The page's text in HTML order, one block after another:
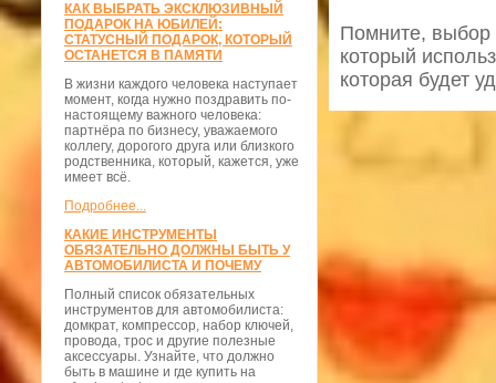
КАК ВЫБРАТЬ ЭКСКЛЮЗИВНЫЙ
ПОДАРОК НА ЮБИЛЕЙ:
СТАТУСНЫЙ ПОДАРОК, КОТОРЫЙ
ОСТАНЕТСЯ В ПАМЯТИ
В жизни каждого человека наступает
момент, когда нужно поздравить по-
настоящему важного человека:
партнёра по бизнесу, уважаемого
коллегу, дорогого друга или близкого
родственника, который, кажется, уже
имеет всё.
Подробнее...
КАКИЕ ИНСТРУМЕНТЫ
ОБЯЗАТЕЛЬНО ДОЛЖНЫ БЫТЬ У
АВТОМОБИЛИСТА И ПОЧЕМУ
Полный список обязательных
инструментов для автомобилиста:
домкрат, компрессор, набор ключей,
провода, трос и другие полезные
аксессуары. Узнайте, что должно
быть в машине и где купить на
Помните, выбор
который
которая будет